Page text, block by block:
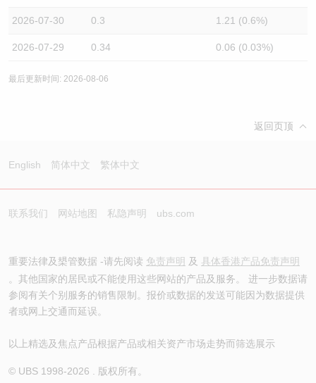
2026-07-30 0.3 1.21 (0.6%)
2026-07-29 0.34 0.06 (0.03%)
最后更新时间: 2026-08-06
返回页顶
English 简体中文 繁体中文
联系我们 网站地图 私隐声明 ubs.com
重要法律及槼管数据 -请先阅读 免责声明 及 具体香港产品免责声明
。其他国家的居民或不能使用这些网站的产品及服务。 进一步数据请
参阅有关个别服务的销售限制。报价或数据的发送可能因为数据提供
者或网上交通而延误。
以上精选及焦点产品根据产品或相关资产市场走势而筛选展示
© UBS 1998-2026 . 版权所有。